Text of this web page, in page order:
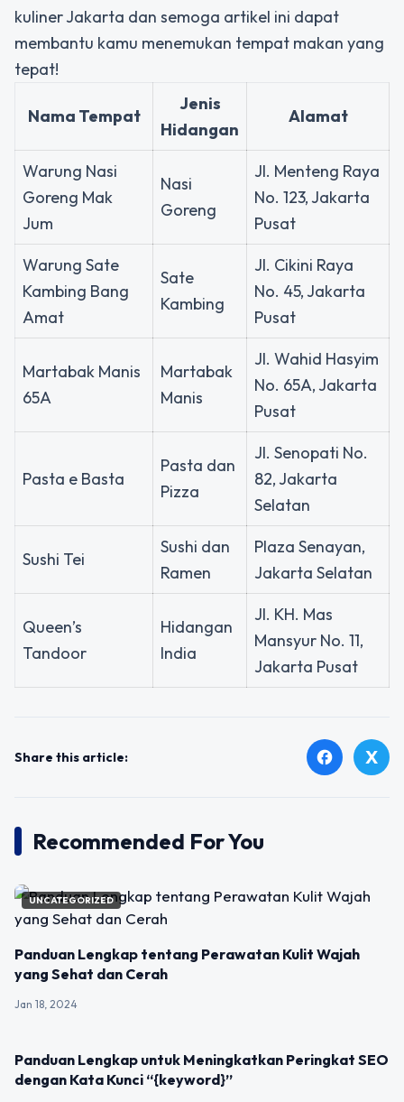
kuliner Jakarta dan semoga artikel ini dapat
membantu kamu menemukan tempat makan yang
tepat!
Nama Tempat
Jenis
Hidangan
Alamat
Warung Nasi
Goreng Mak
Jum
Nasi
Goreng
Jl. Menteng Raya
No. 123, Jakarta
Pusat
Warung Sate
Kambing Bang
Amat
Sate
Kambing
Jl. Cikini Raya
No. 45, Jakarta
Pusat
Martabak Manis
65A
Martabak
Manis
Jl. Wahid Hasyim
No. 65A, Jakarta
Pusat
Pasta e Basta
Pasta dan
Pizza
Jl. Senopati No.
82, Jakarta
Selatan
Sushi Tei
Sushi dan
Ramen
Plaza Senayan,
Jakarta Selatan
Queen’s
Tandoor
Hidangan
India
Jl. KH. Mas
Mansyur No. 11,
Jakarta Pusat
Share this article: facebook X
Recommended For You
UNCATEGORIZED
Panduan Lengkap tentang Perawatan Kulit Wajah
yang Sehat dan Cerah
Jan 18, 2024
Panduan Lengkap untuk Meningkatkan Peringkat SEO
dengan Kata Kunci “{keyword}”